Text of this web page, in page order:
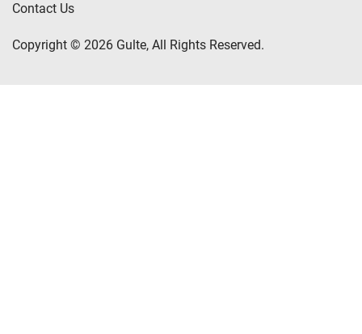
Contact Us
Copyright © 2026 Gulte, All Rights Reserved.